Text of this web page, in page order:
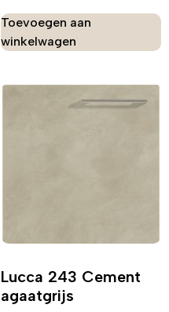
Toevoegen aan
winkelwagen
Lucca 243 Cement
agaatgrijs